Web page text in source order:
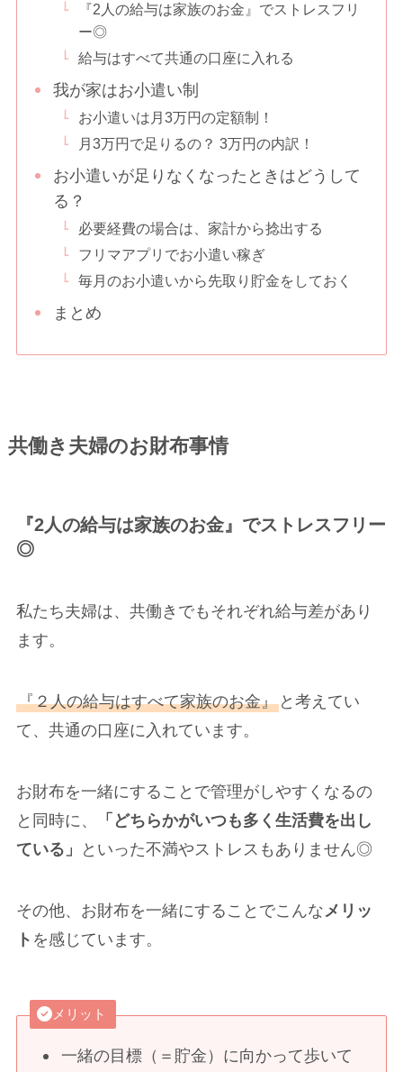
『2人の給与は家族のお金』でストレスフリ
ー◎
給与はすべて共通の口座に入れる
我が家はお小遣い制
お小遣いは月3万円の定額制！
月3万円で足りるの？ 3万円の内訳！
お小遣いが足りなくなったときはどうして
る？
必要経費の場合は、家計から捻出する
フリマアプリでお小遣い稼ぎ
毎月のお小遣いから先取り貯金をしておく
まとめ
共働き夫婦のお財布事情
『2人の給与は家族のお金』でストレスフリー
◎
私たち夫婦は、共働きでもそれぞれ給与差があり
ます。
『２人の給与はすべて家族のお金』と考えてい
て、共通の口座に入れています。
お財布を一緒にすることで管理がしやすくなるの
と同時に、
「どちらかがいつも多く生活費を出し
ている」
といった不満やストレスもありません◎
その他、お財布を一緒にすることでこんな メリッ
ト を感じています。
メリット
一緒の目標（＝貯金）に向かって歩いて